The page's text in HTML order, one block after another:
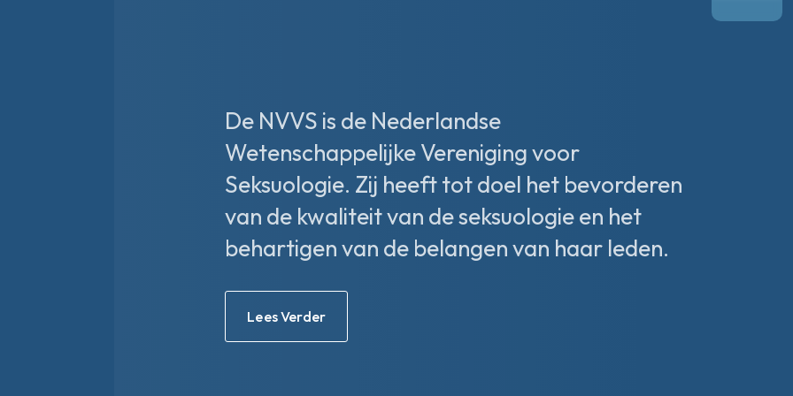
De NVVS is de Nederlandse
Wetenschappelijke Vereniging voor
Seksuologie. Zij heeft tot doel het bevorderen
van de kwaliteit van de seksuologie en het
behartigen van de belangen van haar leden.
Lees Verder